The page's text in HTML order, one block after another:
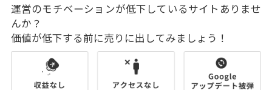
運営のモチベーションが低下しているサイトありませ
んか？
価値が低下する前に売りに出してみましょう！